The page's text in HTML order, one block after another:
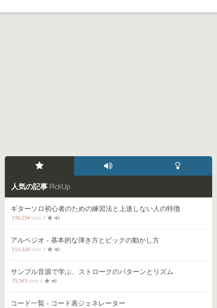
人気
人気の記事 PickUp
ギターソロ初心者のための練習法と上達しない人の特徴
190,254
アルペジオ - 基本的な弾き方とピックの動かし方
114,324
サンプル音源で学ぶ、ストロークのパターンとリズム
75,595
コード一覧 - コード表ジェネレーター